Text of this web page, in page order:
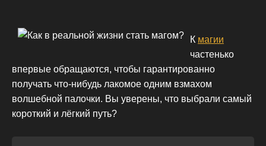
К магии
частенько
впервые обращаются, чтобы гарантированно
получать что-нибудь лакомое одним взмахом
волшебной палочки. Вы уверены, что выбрали самый
короткий и лёгкий путь?